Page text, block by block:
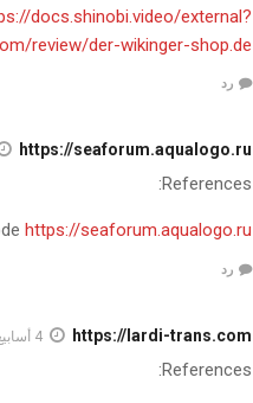
docs.shinobi.video/external?
review/der-wikinger-shop.de
رد
https://seaforum.aqualogo.ru
References:
https://seaforum.aqualogo.ru
رد
https://lardi-trans.com 4 أسابيع ago
References: